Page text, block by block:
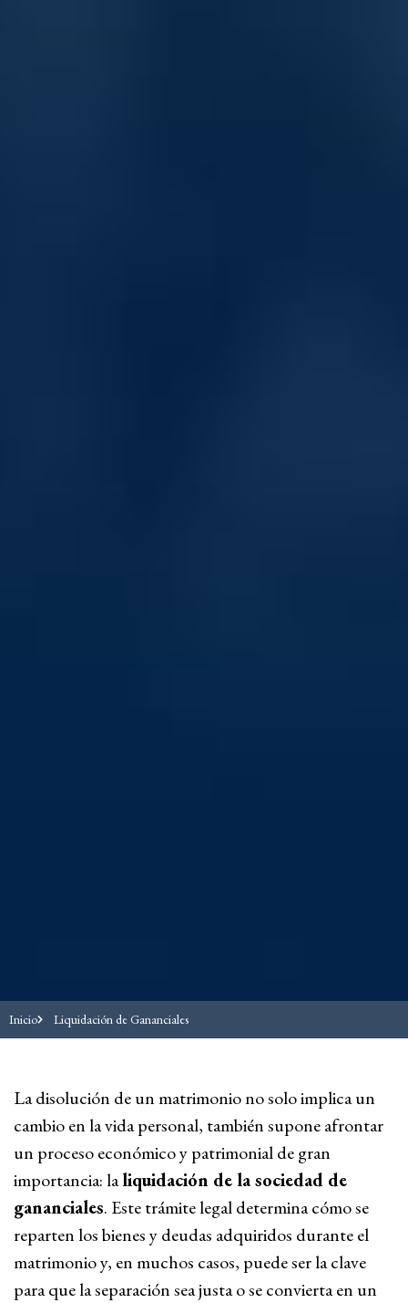
Inicio Liquidación de Gananciales
La disolución de un matrimonio no solo implica un
cambio en la vida personal, también supone afrontar
un proceso económico y patrimonial de gran
importancia: laliquidación de la sociedad de
gananciales. Este trámite legal determina cómo se
reparten los bienes y deudas adquiridos durante el
matrimonio y, en muchos casos, puede ser la clave
para que la separación sea justa o se convierta en un